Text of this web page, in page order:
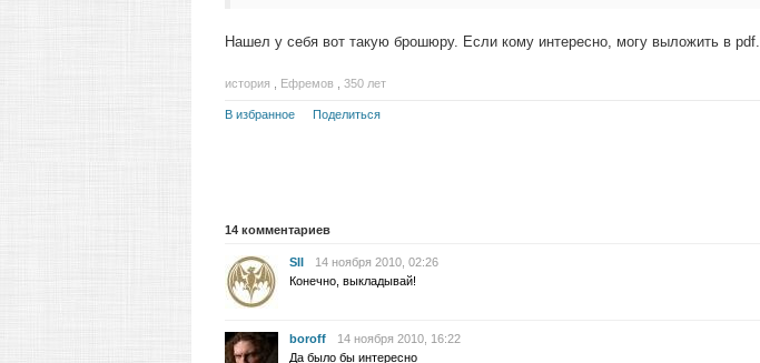
Нашел у себя вот такую брошюру. Если кому интересно, могу выложить в pdf.
история Ефремов 350 лет
В избранное Поделиться
14 комментариев
SII
14 ноября 2010, 02:26
Конечно, выкладывай!
boroff
14 ноября 2010, 16:22
Да было бы интересно